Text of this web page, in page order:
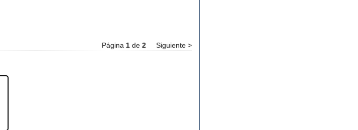
Página 1 de 2 Siguiente >